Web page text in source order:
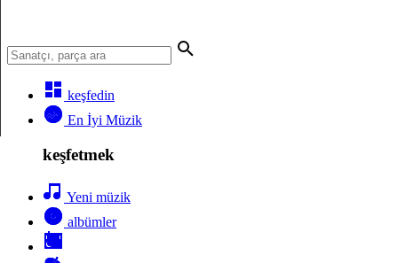
keşfedin
En İyi Müzik
keşfetmek
Yeni müzik
albümler